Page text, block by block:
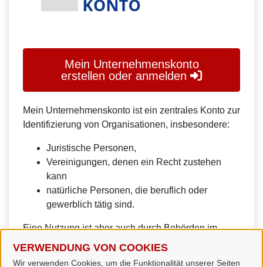
VERWENDUNG VON COOKIES
Wir verwenden Cookies, um die Funktionalität unserer Seiten
Mein Unternehmenskonto
erstellen oder anmelden
Mein Unternehmenskonto ist ein zentrales Konto zur
Identifizierung von Organisationen, insbesondere:
Juristische Personen,
Vereinigungen, denen ein Recht zustehen
kann
natürliche Personen, die beruflich oder
gewerblich tätig sind.
Eine Nutzung ist aber auch durch Behörden im
Sinne von § 1 Abs. 4 Verwaltungsverfahrensgesetz